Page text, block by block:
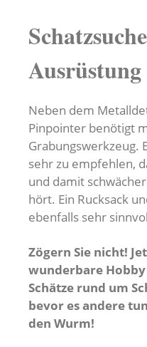
Ausrüstung
Neben dem
Pinpointer benötigt
Grabungswerkzeug.
sehr zu empfehlen,
und damit
hört. Ein Rucksack
ebenfalls sehr
Zögern Sie nicht!
wunderbare
Schätze rund um
bevor es andere
den Wurm!